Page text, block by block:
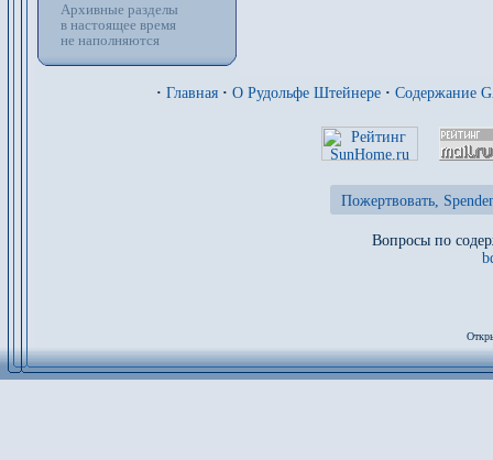
Архивные разделы
в настоящее время
не наполняются
· Главная · О Рудольфе Штейнере · Содержание
Пожертвовать,
Вопросы по